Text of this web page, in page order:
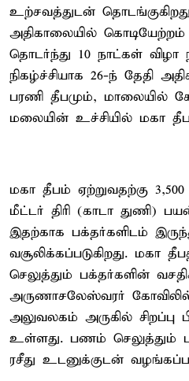
உற்சவத்துடன்
அதிகாலையில் கொடியேற்றம்
தொடர்ந்து 10 நாட்கள் விழா
நிகழ்ச்சியாக 26-ந் தேதி
பரணி தீபமும், மாலையில்
மலையின் உச்சியில் மகா
மகா தீபம் ஏற்றுவதற்கு
மீட்டர் திரி (காடா துணி)
இதற்காக பக்தர்களிடம்
வசூலிக்கப்படுகிறது. மகா
செலுத்தும் பக்தர்களின்
அருணாசலேஸ்வரர்
அலுவலகம் அருகில் சிறப்பு
உள்ளது. பணம் செலுத்தும்
ரசீது உடனுக்குடன்